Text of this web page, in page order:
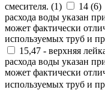
смесителя. (1) 14 (6)
расхода воды указан
может фактически
используемых труб и
15,47 - верхняя
расхода воды указан
может фактически
используемых труб и